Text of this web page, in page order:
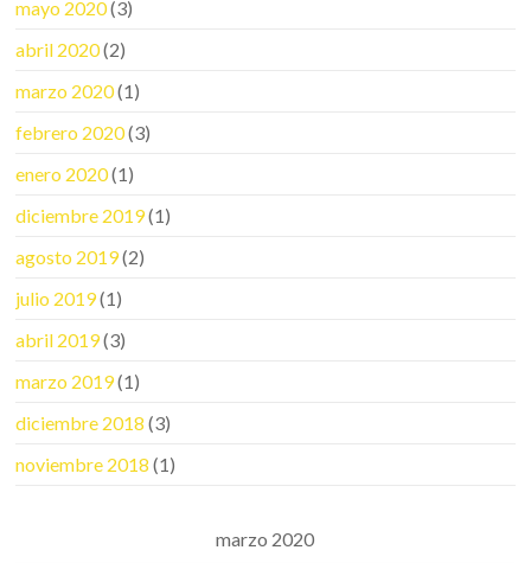
mayo 2020(3)
abril 2020(2)
marzo 2020(1)
febrero 2020(3)
enero 2020(1)
diciembre 2019(1)
agosto 2019(2)
julio 2019(1)
abril 2019(3)
marzo 2019(1)
diciembre 2018 (3)
noviembre 2018 (1)
marzo 2020